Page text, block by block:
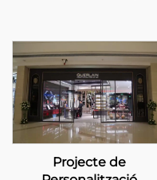
Projecte de